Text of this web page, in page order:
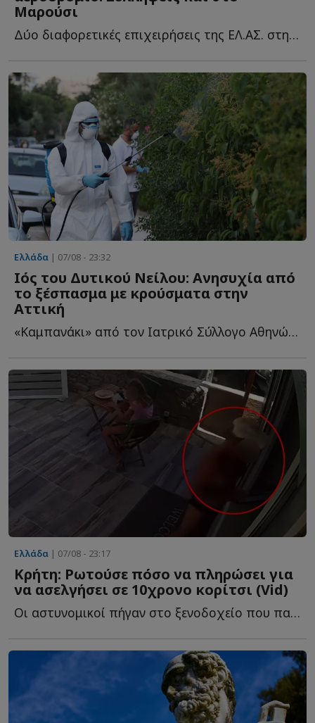
Μαρούσι
Δύο διαφορετικές επιχειρήσεις της ΕΛ.ΑΣ. στην Αττική ο...
Ελλάδα | 07/08 - 23:32
Ιός του Δυτικού Νείλου: Ανησυχία από
το ξέσπασμα με κρούσματα στην
Αττική
«Καμπανάκι» από τον Ιατρικό Σύλλογο Αθηνών για την π...
Ελλάδα | 07/08 - 23:17
Κρήτη: Ρωτούσε πόσο να πληρώσει για
να ασελγήσει σε 10χρονο κορίτσι (Vid)
Οι αστυνομικοί πήγαν στο ξενοδοχείο που παραθέριζε ο...